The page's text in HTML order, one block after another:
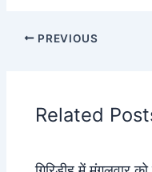
PREVIOUS
Related